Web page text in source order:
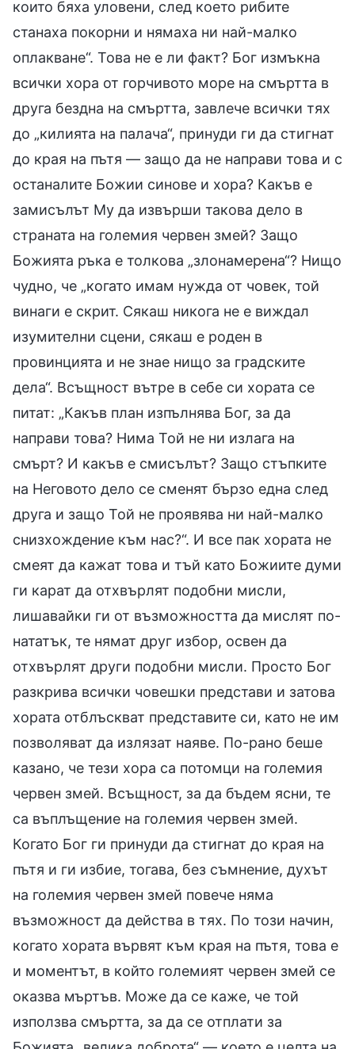
които бяха уловени, след което рибите
станаха покорни и нямаха ни най-малко
оплакване“. Това не е ли факт? Бог измъкна
всички хора от горчивото море на смъртта в
друга бездна на смъртта, завлече всички тях
до „килията на палача“, принуди ги да стигнат
до края на пътя — защо да не направи това и с
останалите Божии синове и хора? Какъв е
замисълът Му да извърши такова дело в
страната на големия червен змей? Защо
Божията ръка е толкова „злонамерена“? Нищо
чудно, че „когато имам нужда от човек, той
винаги е скрит. Сякаш никога не е виждал
изумителни сцени, сякаш е роден в
провинцията и не знае нищо за градските
дела“. Всъщност вътре в себе си хората се
питат: „Какъв план изпълнява Бог, за да
направи това? Нима Той не ни излага на
смърт? И какъв е смисълът? Защо стъпките
на Неговото дело се сменят бързо една след
друга и защо Той не проявява ни най-малко
снизхождение към нас?“. И все пак хората не
смеят да кажат това и тъй като Божиите думи
ги карат да отхвърлят подобни мисли,
лишавайки ги от възможността да мислят по-
нататък, те нямат друг избор, освен да
отхвърлят други подобни мисли. Просто Бог
разкрива всички човешки представи и затова
хората отблъскват представите си, като не им
позволяват да излязат наяве. По-рано беше
казано, че тези хора са потомци на големия
червен змей. Всъщност, за да бъдем ясни, те
са въплъщение на големия червен змей.
Когато Бог ги принуди да стигнат до края на
пътя и ги избие, тогава, без съмнение, духът
на големия червен змей повече няма
възможност да действа в тях. По този начин,
когато хората вървят към края на пътя, това е
и моментът, в който големият червен змей се
оказва мъртъв. Може да се каже, че той
използва смъртта, за да се отплати за